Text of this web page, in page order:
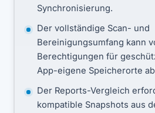
Synchronisierung.
Der vollständige Scan- und
Bereinigungsumfang kann
Berechtigungen für
App-eigene Speicherorte
Der Reports-Vergleich
kompatible Snapshots aus